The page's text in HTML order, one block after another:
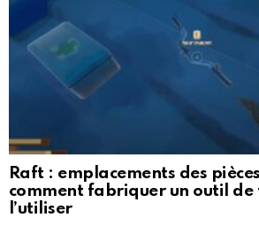
Raft : emplacements des
comment fabriquer un outil de
l’utiliser